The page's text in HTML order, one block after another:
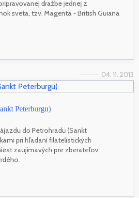
dražbe jednej z
sveta, tzv. Magenta - British Guiana
04. 11. 2013
Peterburgu)
do Petrohradu (Sankt
pri hľadaní filatelistických
zaujímavých pre zberateľov